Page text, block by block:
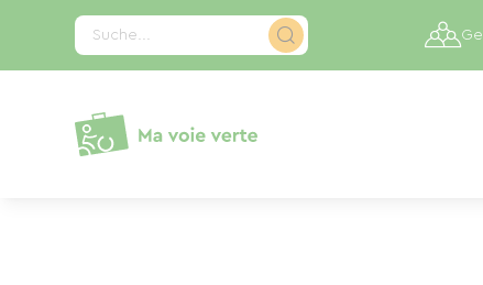
Suche...
Cookie-Einstellungen